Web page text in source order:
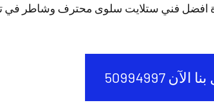
افضل فني ستلايت سلوى محترف وشاطر في
50994997